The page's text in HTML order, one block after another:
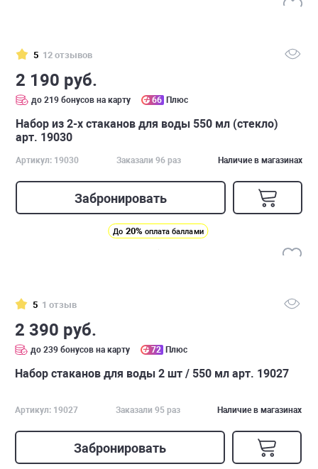
5 12 отзывов
2 190 руб.
до 219 бонусов на карту 66 Плюс
Набор из 2-х стаканов для воды 550 мл (стекло)
арт. 19030
Артикул: 19030 Заказали 96 раз Наличие в магазинах
Забронировать
До 20% оплата баллами
5 1 отзыв
2 390 руб.
до 239 бонусов на карту 72 Плюс
Набор стаканов для воды 2 шт / 550 мл арт. 19027
Артикул: 19027 Заказали 95 раз Наличие в магазинах
Забронировать